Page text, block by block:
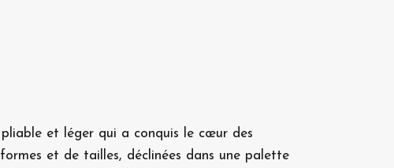
et léger qui a conquis le cœur des
et de tailles, déclinées dans une palette